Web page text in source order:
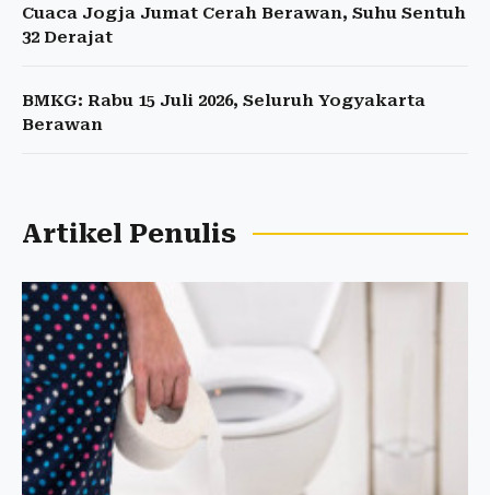
Cuaca Jogja Jumat Cerah Berawan, Suhu Sentuh
32 Derajat
BMKG: Rabu 15 Juli 2026, Seluruh Yogyakarta
Berawan
Artikel Penulis